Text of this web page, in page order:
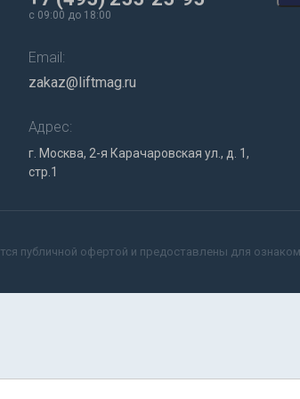
c 09:00 до 18:00
Email:
zakaz@liftmag.ru
Адрес:
г. Москва, 2-я Карачаровская ул., д. 1,
стр.1
публичной офертой и предоставлены для